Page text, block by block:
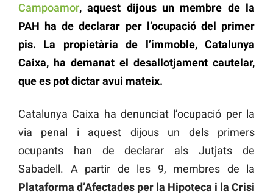
Campoamor, aquest dijous un membre de la
PAH ha de declarar per l’ocupació del primer
pis. La propietària de l’immoble, Catalunya
Caixa, ha demanat el desallotjament cautelar,
que es pot dictar avui mateix.
Catalunya Caixa ha denunciat l’ocupació per la
via penal i aquest dijous un dels primers
ocupants han de declarar als Jutjats de
Sabadell. A partir de les 9, membres de la
Plataforma d’Afectades per la Hipoteca i la Crisi